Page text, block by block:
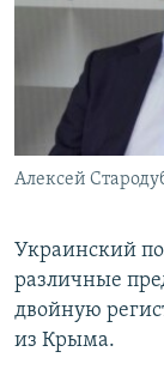
Алексей
Украинский
различные
двойную
из Крыма.